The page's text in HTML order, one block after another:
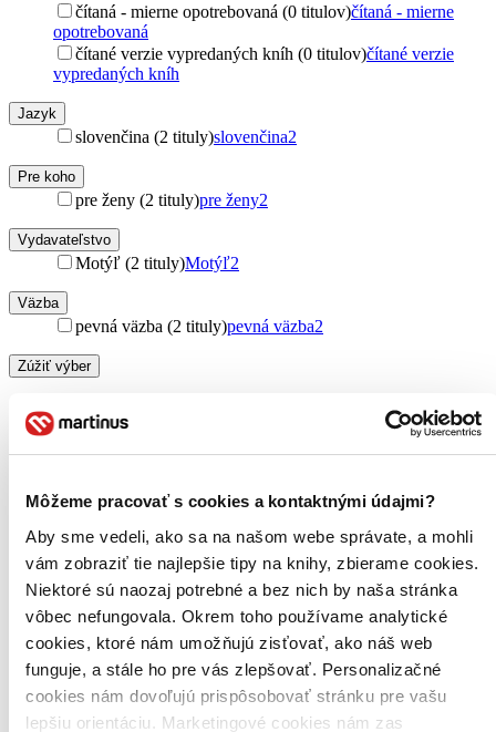
Môžeme pracovať s cookies a kontaktnými údajmi?
Aby sme vedeli, ako sa na našom webe správate, a mohli
vám zobraziť tie najlepšie tipy na knihy, zbierame cookies.
Niektoré sú naozaj potrebné a bez nich by naša stránka
vôbec nefungovala. Okrem toho používame analytické
cookies, ktoré nám umožňujú zisťovať, ako náš web
funguje, a stále ho pre vás zlepšovať. Personalizačné
cookies nám dovoľujú prispôsobovať stránku pre vašu
lepšiu orientáciu. Marketingové cookies nám zas
čítaná - mierne opotrebovaná (0 titulov)čítaná - mierne
opotrebovaná
čítané verzie vypredaných kníh (0 titulov)čítané verzie
vypredaných kníh
Jazyk
slovenčina (2 tituly)slovenčina2
Pre koho
pre ženy (2 tituly)pre ženy2
Vydavateľstvo
Motýľ (2 tituly)Motýľ2
Väzba
pevná väzba (2 tituly)pevná väzba2
Zúžiť výber
Zoradiť
Top hodnotené
Novinky
Najlacnejšie
Najvyššia zľava
Použité filtre
Zrušiť filtre
na sklade